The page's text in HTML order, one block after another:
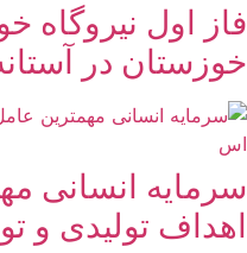
فاز اول نیروگاه
خوزستان در
سرمایه انسانی
اهداف تولیدی و